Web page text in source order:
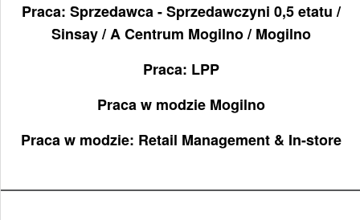
Praca: Sprzedawca - Sprzedawczyni 0,5 etatu /
Sinsay / A Centrum Mogilno / Mogilno
Praca: LPP
Praca w modzie Mogilno
Praca w modzie: Retail Management & In-store